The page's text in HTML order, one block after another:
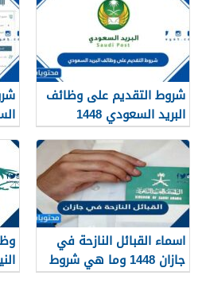
شروط التقديم على وظائف
البريد السعودي 1448
اسماء القبائل النازحة في
جازان 1448 وما هي شروط
تجنيسها